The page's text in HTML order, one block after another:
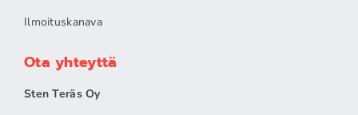
Ilmoituskanava
Ota yhteyttä
Sten Teräs Oy